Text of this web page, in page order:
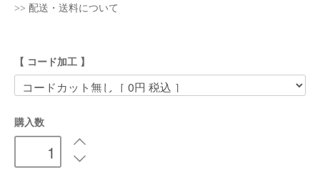
>> 配送・送料について
【 コード加工 】
購入数